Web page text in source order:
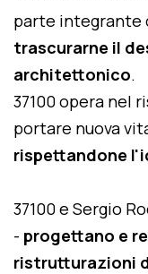
parte integrante
trascurarne il
architettonico.
37100 opera nel
portare nuova
rispettandone
37100 e Sergio
- progettano e
ristrutturazioni